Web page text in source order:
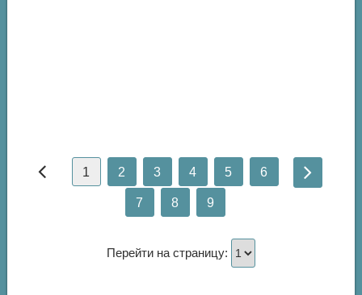
1 2 3 4 5 6
7 8 9
Перейти на страницу: